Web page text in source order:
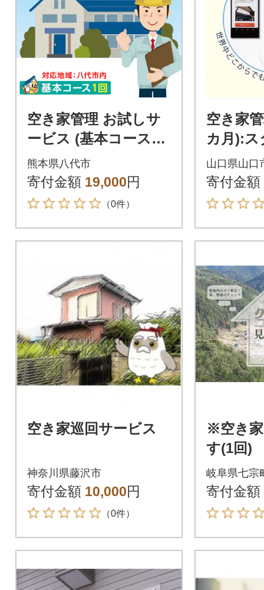
空き家管理 お試しサ
ービス (基本コース1
回) 八代 市内限定 空
家 管理 保守_279-668
9
熊本県八代市
寄付金額 19,000円
（0件）
空き家
カ月):
ラン【
(お)
山口県山口
寄付金額
空き家巡回サービス
神奈川県藤沢市
寄付金額 10,000円
（0件）
※空き
す(1回)
岐阜県七宗
寄付金額